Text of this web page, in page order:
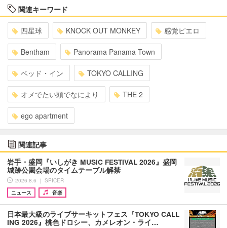
関連キーワード
四星球 KNOCK OUT MONKEY 感覚ピエロ
Bentham Panorama Panama Town
ベッド・イン TOKYO CALLING
オメでたい頭でなにより THE 2
ego apartment
関連記事
岩手・盛岡『いしがき MUSIC FESTIVAL 2026』盛岡
城跡公園会場のタイムテーブル解禁
2026.8.6 ｜ SPICER
ニュース
音楽
日本最大級のライブサーキットフェス『TOKYO CALL
ING 2026』桃色ドロシー、カメレオン・ライ…